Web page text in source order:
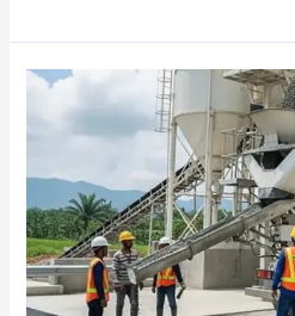
Pompa
Beton
Hari